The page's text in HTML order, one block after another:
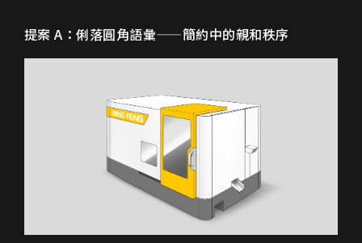
提案 A：俐落圓角語彙——簡約中的親和秩序